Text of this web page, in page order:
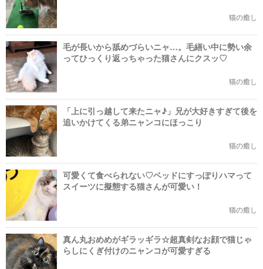
猫の癒し
毛が長いから舐めづらいニャ…。毛繕い中に勢い余
ってひっくり返っちゃった猫さんにクスッ♡
猫の癒し
「上に引っ越して来たニャ♪」兄が大好きすぎて後を
追いかけてくる弟ニャンコにほっこり
猫の癒し
可愛くて食べられない♡ベッドにすっぽりハマって
スイーツに擬態する猫さんが可愛い！
猫の癒し
真ん丸おめめがギラッギラ☆超真剣なお顔で猫じゃ
らしにくぎ付けのニャンコが可愛すぎる